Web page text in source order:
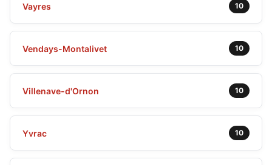
Vayres 10
Vendays-Montalivet 10
Villenave-d'Ornon 10
Yvrac 10